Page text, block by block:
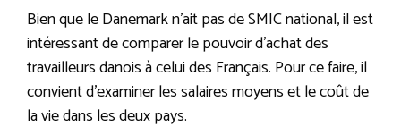
Bien que le Danemark n’ait pas de SMIC national, il est
intéressant de comparer le pouvoir d’achat des
travailleurs danois à celui des Français. Pour ce faire, il
convient d’examiner les salaires moyens et le coût de
la vie dans les deux pays.